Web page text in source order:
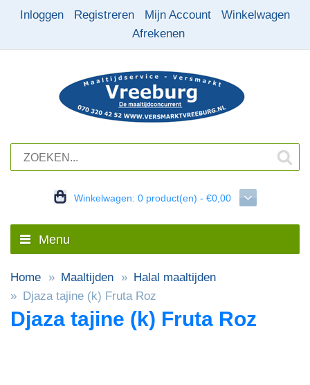
Inloggen Registreren Mijn Account
Winkelwagen
Afrekenen
Winkelwagen: 0 product(en) - €0,00
Menu
Home Maaltijden
Halal maaltijden
Djaza tajine (k) Fruta Roz
Djaza tajine (k) Fruta Roz